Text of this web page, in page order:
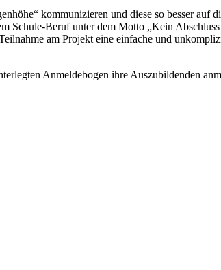
kommunizieren und diese so besser
Schule-Beruf unter dem Motto „Kein
am Projekt eine einfache und
Anmeldebogen ihre Auszubildenden